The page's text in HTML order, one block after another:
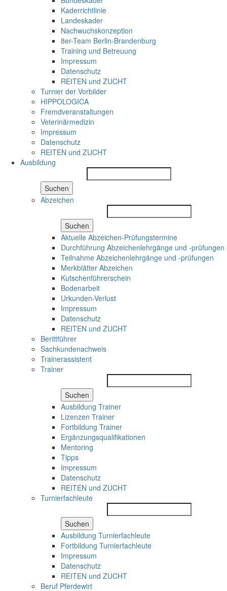
Kaderrichtlinie
Landeskader
Nachwuchskonzeption
8er-Team Berlin-Brandenburg
Training und Betreuung
Impressum
Datenschutz
REITEN und ZUCHT
Turnier der Vorbilder
HIPPOLOGICA
Fremdveranstaltungen
Veterinärmedizin
Impressum
Datenschutz
REITEN und ZUCHT
Ausbildung
Suchen
Abzeichen
Suchen
Aktuelle Abzeichen-Prüfungstermine
Durchführung Abzeichenlehrgänge und -prüfungen
Teilnahme Abzeichenlehrgänge und -prüfungen
Merkblätter Abzeichen
Kutschenführerschein
Bodenarbeit
Urkunden-Verlust
Impressum
Datenschutz
REITEN und ZUCHT
Berittführer
Sachkundenachweis
Trainerassistent
Trainer
Suchen
Ausbildung Trainer
Lizenzen Trainer
Fortbildung Trainer
Ergänzungsqualifikationen
Mentoring
Tipps
Impressum
Datenschutz
REITEN und ZUCHT
Turnierfachleute
Suchen
Ausbildung Turnierfachleute
Fortbildung Turnierfachleute
Impressum
Datenschutz
REITEN und ZUCHT
Beruf Pferdewirt